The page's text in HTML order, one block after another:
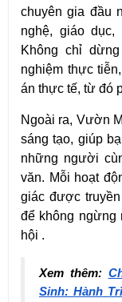
chuyên gia đầu
nghệ, giáo
Không chỉ
nghiệm thực
án thực tế, từ đó
Ngoài ra, Vườn
sáng tạo, giúp
những người
văn. Mỗi hoạt
giác được
để không ngừng
hội .
Xem thêm:
Sinh: Hành